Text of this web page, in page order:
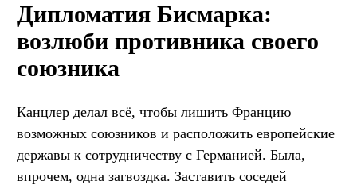
Дипломатия Бисмарка:
возлюби противника своего
союзника
Канцлер делал всё, чтобы лишить Францию
возможных союзников и расположить европейские
державы к сотрудничеству с Германией. Была,
впрочем, одна загвоздка. Заставить соседей